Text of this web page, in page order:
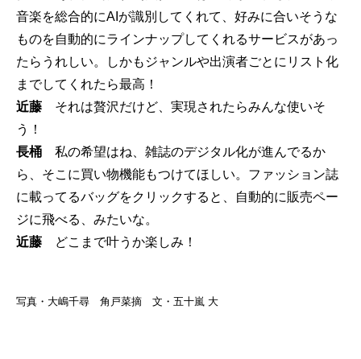
音楽を総合的にAIが識別してくれて、好みに合いそうな
ものを自動的にラインナップしてくれるサービスがあっ
たらうれしい。しかもジャンルや出演者ごとにリスト化
までしてくれたら最高！
近藤 それは贅沢だけど、実現されたらみんな使いそ
う！
長桶 私の希望はね、雑誌のデジタル化が進んでるか
ら、そこに買い物機能もつけてほしい。ファッション誌
に載ってるバッグをクリックすると、自動的に販売ペー
ジに飛べる、みたいな。
近藤
どこまで叶うか楽しみ！
写真・大嶋千尋 角戸菜摘 文・五十嵐 大